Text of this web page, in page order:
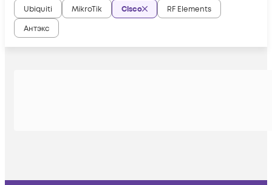
Ubiquiti MikroTik Cisco
RF Elements
Антэкс